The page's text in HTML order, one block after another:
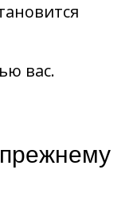
вас.